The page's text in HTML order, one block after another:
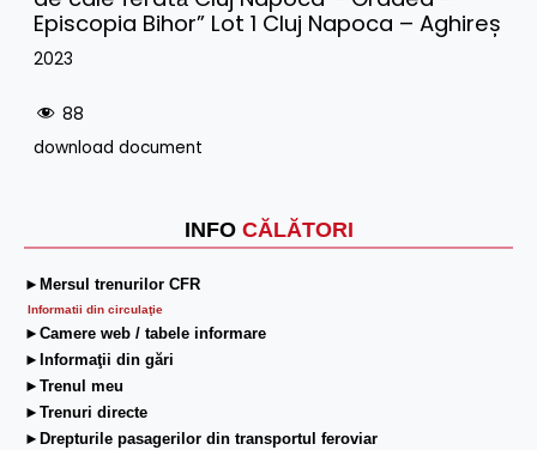
INFO CĂLĂTORI
►Mersul trenurilor CFR
Informatii din circulaţie
►Camere web / tabele informare
►Informaţii din gări
►Trenul meu
►Trenuri directe
►Drepturile pasagerilor din transportul feroviar
Episcopia Bihor” Lot 1 Cluj Napoca – Aghireș
2023
88
download document